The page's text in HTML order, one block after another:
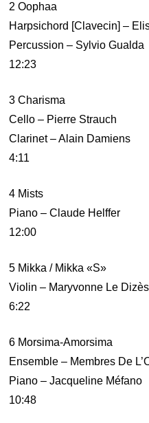
2 Oophaa
Harpsichord [Clavecin] –
Percussion – Sylvio Gualda
12:23
3 Charisma
Cello – Pierre Strauch
Clarinet – Alain Damiens
4:11
4 Mists
Piano – Claude Helffer
12:00
5 Mikka / Mikka «S»
Violin – Maryvonne Le
6:22
6 Morsima-Amorsima
Ensemble – Membres De
Piano – Jacqueline Méfano
10:48